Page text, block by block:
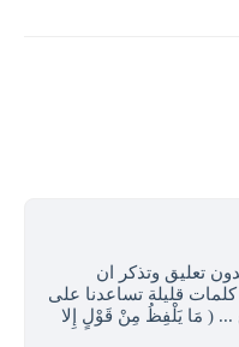
تعليق وتذكر ان
كلمات قليلة تساعدنا على
... ( مَا يَلْفِظُ مِنْ قَوْلٍ إِلا